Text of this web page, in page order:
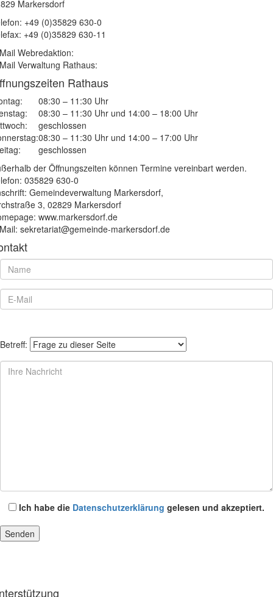
Markersdorf
+49 (0)35829 630-0
+49 (0)35829 630-11
Webredaktion:
Verwaltung Rathaus:
Rathaus
08:30 – 11:30 Uhr
08:30 – 11:30 Uhr und 14:00 – 18:00 Uhr
geschlossen
08:30 – 11:30 Uhr und 14:00 – 17:00 Uhr
geschlossen
der Öffnungszeiten können Termine vereinbart werden.
035829 630-0
Gemeindeverwaltung Markersdorf,
3, 02829 Markersdorf
www.markersdorf.de
sekretariat@gemeinde-markersdorf.de
Betreff:
Ich habe die Datenschutzerklärung gelesen und akzeptiert.